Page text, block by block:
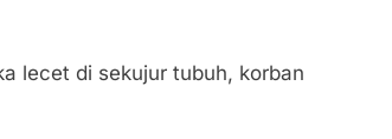
lecet di sekujur tubuh, korban